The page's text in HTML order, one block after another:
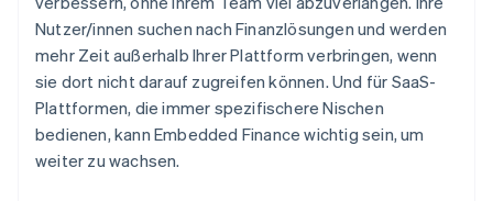
Nutzer/innen suchen nach Finanzlösungen und werden
mehr Zeit außerhalb Ihrer Plattform verbringen, wenn
sie dort nicht darauf zugreifen können. Und für SaaS-
Plattformen, die immer spezifischere Nischen
bedienen, kann Embedded Finance wichtig sein, um
weiter zu wachsen.
Festlandchina
简体中文
Finnland
EnglishSvenska
Frankreich
FrançaisEnglish
Gibraltar